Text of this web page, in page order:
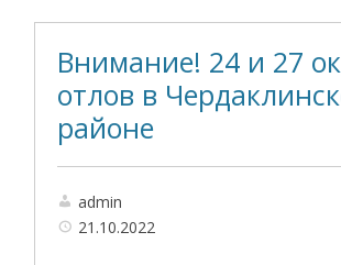
Внимание! 24 и 27
отлов в
районе
admin
21.10.2022